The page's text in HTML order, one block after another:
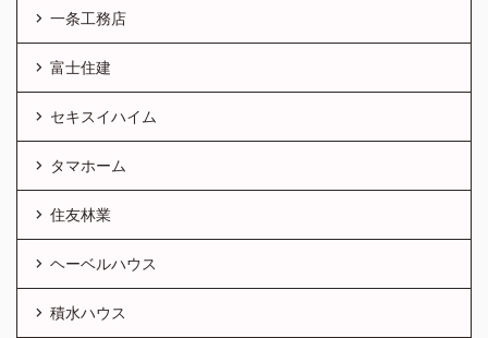
一条工務店
富士住建
セキスイハイム
タマホーム
住友林業
ヘーベルハウス
積水ハウス